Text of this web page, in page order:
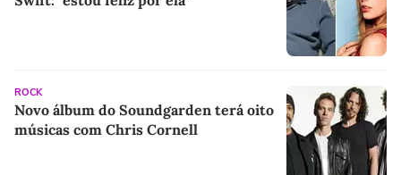
ROCK
Novo álbum do Soundgarden terá oito
músicas com Chris Cornell